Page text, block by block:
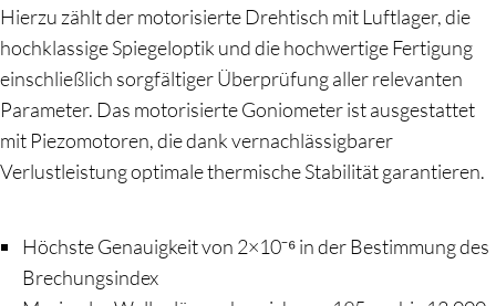
Hierzu zählt der motorisierte Drehtisch mit Luftlager, die
hochklassige Spiegeloptik und die hochwertige Fertigung
einschließlich sorgfältiger Überprüfung aller relevanten
Parameter. Das motorisierte Goniometer ist ausgestattet
mit Piezomotoren, die dank vernachlässigbarer
Verlustleistung optimale thermische Stabilität garantieren.
Höchste Genauigkeit von 2×10⁻⁶ in der Bestimmung des
Brechungsindex